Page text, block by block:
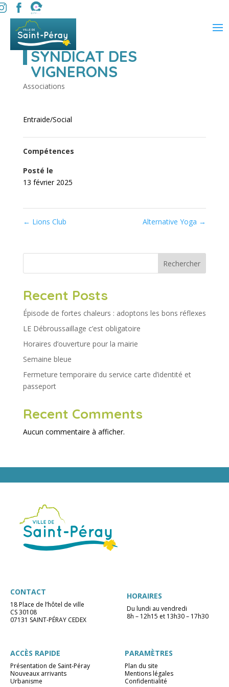
SYNDICAT DES
VIGNERONS
Associations
Entraide/Social
Compétences
Posté le
13 février 2025
← Lions Club Alternative Yoga →
Rechercher
Recent Posts
Épisode de fortes chaleurs : adoptons les bons réflexes
LE Débroussaillage c’est obligatoire
Horaires d’ouverture pour la mairie
Semaine bleue
Fermeture temporaire du service carte d’identité et
passeport
Recent Comments
Aucun commentaire à afficher.
CONTACT
18 Place de l’hôtel de ville
CS 30108
07131 SAINT-PÉRAY CEDEX
HORAIRES
Du lundi au vendredi
8h – 12h15 et 13h30 – 17h30
ACCÈS RAPIDE
Présentation de Saint-Péray
Nouveaux arrivants
Urbanisme
PARAMÈTRES
Plan du site
Mentions légales
Confidentialité